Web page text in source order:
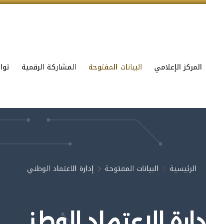
المركز الإعلامي البيانات المفتوحة المشاركة الرقمية
الرئيسية البيانات المفتوحة إدارة الاعتماد الوطني